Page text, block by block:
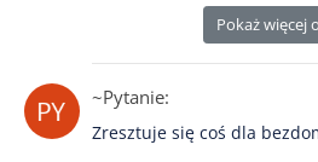
Pokaż więcej
~Pytanie:
Zresztuje się coś dla